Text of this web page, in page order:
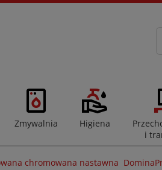
Zmywalnia Higiena
i
chromowana nastawna